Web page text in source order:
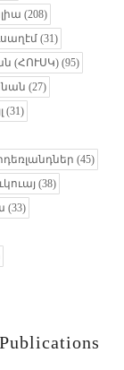
(208)
(31)
(ՀՈՒՍԿ) (95)
(27)
(31)
(45)
(38)
(33)